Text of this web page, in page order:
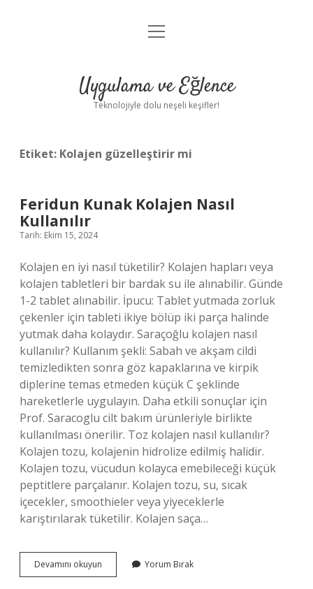
Anasayfa
Yasal Uyarı
menüyü
Uygulama ve Eğlence
Teknolojiyle dolu neşeli keşifler!
Etiket: Kolajen güzelleştirir mi
Feridun Kunak Kolajen Nasıl
Kullanılır
Tarih: Ekim 15, 2024
Kolajen en iyi nasıl tüketilir? Kolajen hapları veya
kolajen tabletleri bir bardak su ile alınabilir. Günde
1-2 tablet alınabilir. İpucu: Tablet yutmada zorluk
çekenler için tableti ikiye bölüp iki parça halinde
yutmak daha kolaydır. Saraçoğlu kolajen nasıl
kullanılır? Kullanım şekli: Sabah ve akşam cildi
temizledikten sonra göz kapaklarına ve kirpik
diplerine temas etmeden küçük C şeklinde
hareketlerle uygulayın. Daha etkili sonuçlar için
Prof. Saracoglu cilt bakım ürünleriyle birlikte
kullanılması önerilir. Toz kolajen nasıl kullanılır?
Kolajen tozu, kolajenin hidrolize edilmiş halidir.
Kolajen tozu, vücudun kolayca emebileceği küçük
peptitlere parçalanır. Kolajen tozu, su, sıcak
içecekler, smoothieler veya yiyeceklerle
karıştırılarak tüketilir. Kolajen saça…
Devamını okuyun
Kunak
Yorum Bırak